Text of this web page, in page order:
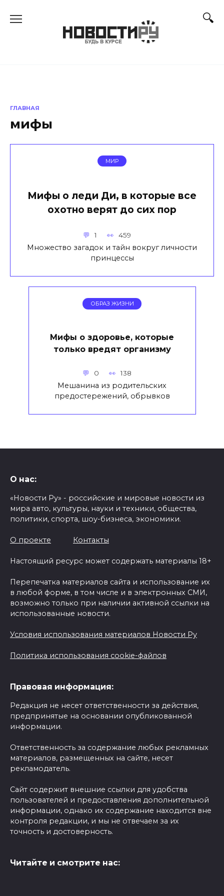
ГЛАВНАЯ
мифы
МИР
Мифы о леди Ди, в которые все
охотно верят до сих пор
1 459
Множество загадок и тайн вокруг личности
принцессы
ОБРАЗ ЖИЗНИ
Мифы о здоровье, которые
только вредят организму
0 138
Мешанина из родительских
предостережений, обрывков
О нас:
«Новости Ру» - российские и мировые новости из
мира авто, культуры, науки и техники, общества,
политики, спорта, шоу-бизнеса, экономики.
О проекте Контакты
Настоящий ресурс может содержать материалы 18+
Перепечатка материалов сайта и использование их
в любой форме, в том числе и в электронных СМИ,
возможно только при наличии активной ссылки на
использованные новости.
Условия использования материалов Новости Ру
Политика использования cookie-файлов
Правовая информация:
Редакция не несет ответственности за действия,
предпринятые на основании опубликованной
информации.
Ответственность за содержание любых рекламных
материалов, размещенных на сайте, несет
рекламодатель.
Сайт содержит внешние ссылки для удобства
пользователей и предоставления дополнительной
информации, однако их содержание находится вне
контроля редакции, и мы не отвечаем за их
точность и достоверность.
Читайте и смотрите нас: